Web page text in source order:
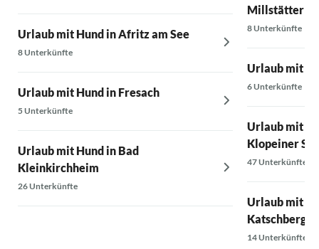
Urlaub mit Hund in Afritz am See
8 Unterkünfte
Urlaub mit Hund in Fresach
5 Unterkünfte
Urlaub mit Hund in Bad
Kleinkirchheim
26 Unterkünfte
Millstätter
8 Unterkünfte
Urlaub mit
6 Unterkünfte
Urlaub mit
Klopeiner
47 Unterkünfte
Urlaub mit
Katschberg
14 Unterkünfte